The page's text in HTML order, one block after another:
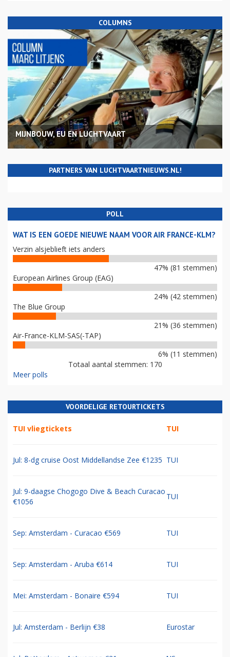
COLUMNS
MIJNBOUW, EU EN LUCHTVAART
PARTNERS VAN LUCHTVAARTNIEUWS.NL!
POLL
WAT IS EEN GOEDE NIEUWE NAAM VOOR AIR FRANCE-KLM?
Verzin alsjeblieft iets anders
47% (81 stemmen)
European Airlines Group (EAG)
24% (42 stemmen)
The Blue Group
21% (36 stemmen)
Air-France-KLM-SAS(-TAP)
6% (11 stemmen)
Totaal aantal stemmen: 170
Meer polls
VOORDELIGE RETOURTICKETS
TUI vliegtickets TUI
Jul: 8-dg cruise Oost Middellandse Zee €1235 TUI
Jul: 9-daagse Chogogo Dive & Beach Curacao
€1056
TUI
Sep: Amsterdam - Curacao €569 TUI
Sep: Amsterdam - Aruba €614 TUI
Mei: Amsterdam - Bonaire €594 TUI
Jul: Amsterdam - Berlijn €38 Eurostar